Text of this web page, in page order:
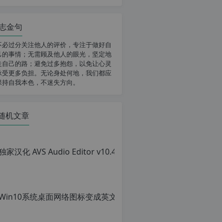
金句
必过分关注他人的评价，专注于做好自
的事情；无需顾及他人的眼光，坚定地
自己的路；避免过多抱怨，以免让心灵
受更多负担。无论身处何地，我们都应
持自我本色，不迷失方向。
机文章